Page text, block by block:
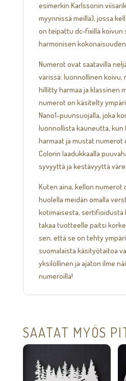
esimerkin Karlssonin
myynnissä meillä), jossa
on teipattu dc-fixillä koivun
harmonisen
Numerot ovat saatavilla
värissä: luonnollinen koivu,
hillitty harmaa ja klassinen
numerot on käsitelty
Nano1-puunsuojalla, joka
luonnollista kauneutta, kun
harmaat ja mustat numerot
Colorin laadukkaalla
syvyyttä ja kestävyyttä
Kuten aina, kellon numerot
huolella meidän omalla
kotimaisesta, sertifioidusta
takaa tuotteelle paitsi
sen, että se on tehty
suomalaista käsityötaitoa
yksilöllinen ja ajaton ilme
numeroilla!
SAATAT MYÖS